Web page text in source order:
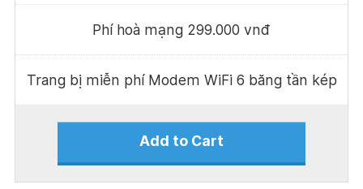
Phí hoà mạng 299.000 vnđ
Trang bị miễn phí Modem WiFi 6 băng tần kép
Add to Cart